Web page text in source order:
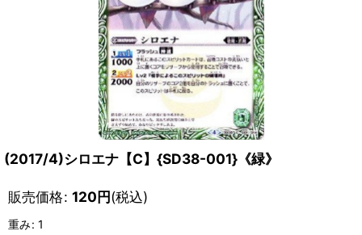
(2017/4)シロエナ【C】{SD38-001}《緑》
販売価格: 120円(税込)
重み: 1